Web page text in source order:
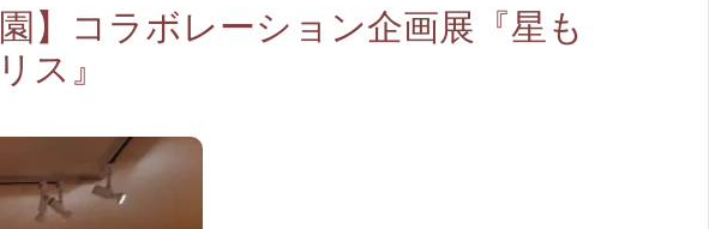
】コラボレーション企画展『星も
ス』